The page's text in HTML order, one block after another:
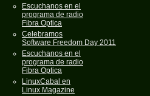
Escuchanos en el
programa de radio
Fibra Optica
Celebramos
Software Freedom Day 2011
Escuchanos en el
programa de radio
Fibra Optica
LinuxCabal en
Linux Magazine